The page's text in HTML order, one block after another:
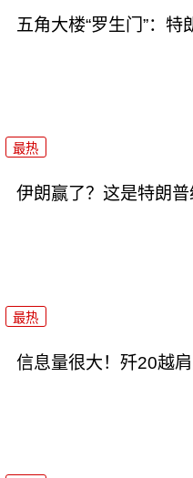
五角大楼“罗生门”：
最热
伊朗赢了？这是特朗普
最热
信息量很大！歼20越